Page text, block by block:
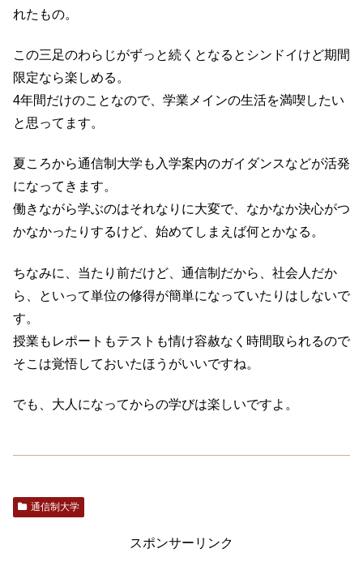
れたもの。
この三足のわらじがずっと続くとなるとシンドイけど期間
限定なら楽しめる。
4年間だけのことなので、学業メインの生活を満喫したい
と思ってます。
夏ころから通信制大学も入学案内のガイダンスなどが活発
になってきます。
働きながら学ぶのはそれなりに大変で、なかなか決心がつ
かなかったりするけど、始めてしまえば何とかなる。
ちなみに、当たり前だけど、通信制だから、社会人だか
ら、といって単位の修得が簡単になっていたりはしないで
す。
授業もレポートもテストも情け容赦なく時間取られるので
そこは覚悟しておいたほうがいいですね。
でも、大人になってからの学びは楽しいですよ。
通信制大学
スポンサーリンク